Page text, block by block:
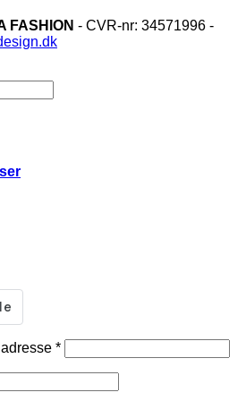
FASHION - CVR-nr: 34571996 -
*Påkrævet